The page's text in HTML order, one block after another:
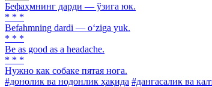
Бефаҳмнинг дарди — ўзига юк.
* * *
Befahmning dardi — o‘ziga yuk.
* * *
Be as good as a headache.
* * *
Нужно как собаке пятая нога.
#донолик ва нодонлик ҳақида #дангасалик ва